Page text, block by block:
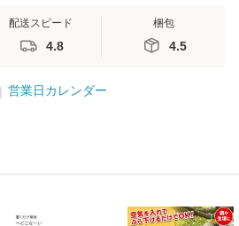
配送スピード
4.8
梱包
4.5
営業日カレンダー